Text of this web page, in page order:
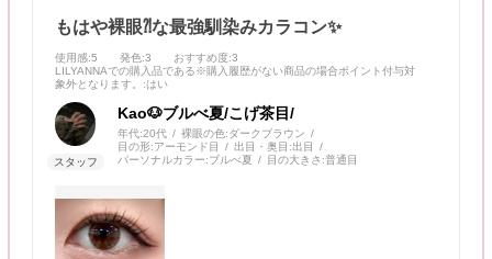
もはや裸眼⁈な最強馴染みカラコン✨
使用感:5 発色:3 おすすめ度:3
LILYANNAでの購入品である※購入履歴がない商品の場合ポイント付与対
象外となります。
:はい
Kao🐶ブルべ夏/こげ茶目/
年代:20代 裸眼の色:ダークブラウン
目の形:アーモンド目 出目・奥目:出目
パーソナルカラー:ブルべ夏 目の大きさ:普通目